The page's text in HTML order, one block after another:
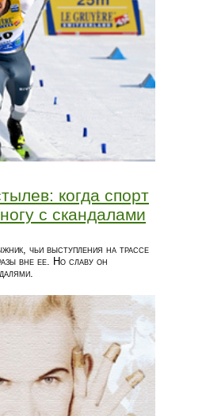
когда спорт
с скандалами
чьи выступления на трассе
вне ее. Но славу он